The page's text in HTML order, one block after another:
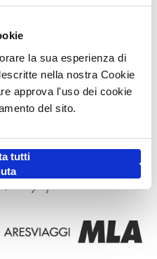
la sua esperienza di
nella nostra Cookie
approva l'uso dei cookie
del sito.
tutti